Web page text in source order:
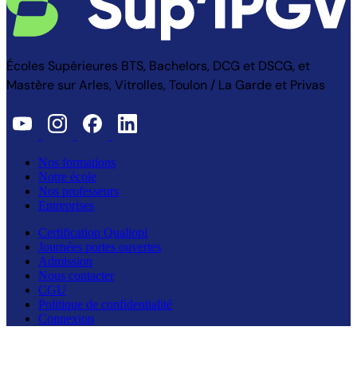
Écoles Supérieures BTS, Bachelors, DCG et DSCG, et
Mastère sur Arles, Vitrolles, Toulon / La Garde et Privas
Nos formations
Notre école
Nos professeurs
Entreprises
Certification Qualiopi
Journées portes ouvertes
Admission
Nous contacter
CGU
Politique de confidentialité
Connexion